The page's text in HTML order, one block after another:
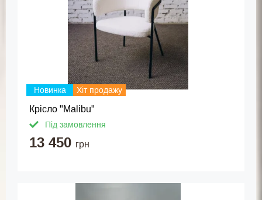
Новинка Хіт продажу
Крісло "Malibu"
Під замовлення
13 450 грн